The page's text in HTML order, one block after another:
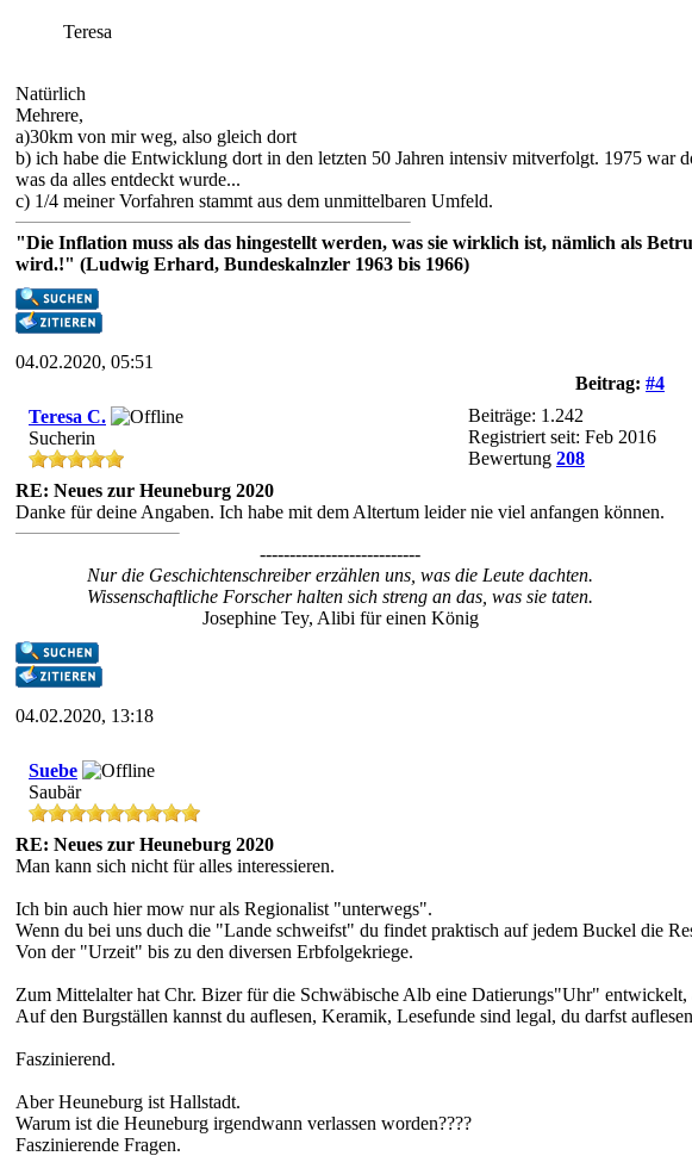
Teresa
Natürlich
Mehrere,
a)30km von mir weg, also gleich dort
b) ich habe die Entwicklung dort in den letzten 50 Jahren intensiv mitverfolgt. 1975 war
was da alles entdeckt wurde...
c) 1/4 meiner Vorfahren stammt aus dem unmittelbaren Umfeld.
"Die Inflation muss als das hingestellt werden, was sie wirklich ist, nämlich als
wird.!" (Ludwig Erhard, Bundeskalnzler 1963 bis 1966)
04.02.2020, 05:51
Beitrag: #4
Teresa C.
Sucherin
Beiträge: 1.242
Registriert seit: Feb 2016
Bewertung 208
RE: Neues zur Heuneburg 2020
Danke für deine Angaben. Ich habe mit dem Altertum leider nie viel anfangen können.
---------------------------
Nur die Geschichtenschreiber erzählen uns, was die Leute dachten.
Wissenschaftliche Forscher halten sich streng an das, was sie taten.
Josephine Tey, Alibi für einen König
04.02.2020, 13:18
Suebe
Saubär
RE: Neues zur Heuneburg 2020
Man kann sich nicht für alles interessieren.
Ich bin auch hier mow nur als Regionalist "unterwegs".
Wenn du bei uns duch die "Lande schweifst" du findet praktisch auf jedem Buckel die
Von der "Urzeit" bis zu den diversen Erbfolgekriege.
Zum Mittelalter hat Chr. Bizer für die Schwäbische Alb eine Datierungs"Uhr" entwickelt,
Auf den Burgställen kannst du auflesen, Keramik, Lesefunde sind legal, du darfst
Faszinierend.
Aber Heuneburg ist Hallstadt.
Warum ist die Heuneburg irgendwann verlassen worden????
Faszinierende Fragen.